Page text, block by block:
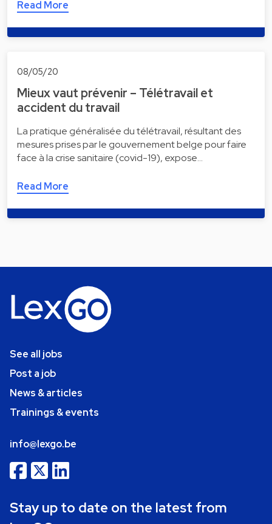
Read More
08/05/20
Mieux vaut prévenir – Télétravail et
accident du travail
La pratique généralisée du télétravail, résultant des
mesures prises par le gouvernement belge pour faire
face à la crise sanitaire (covid-19), expose…
Read More
See all jobs
Post a job
News & articles
Trainings & events
info@lexgo.be
Stay up to date on the latest from